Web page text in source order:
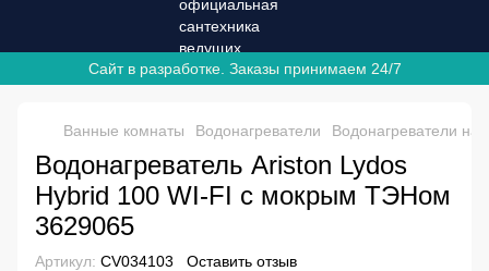
Сайт в разработке. Заказы принимаем 24/7
Ванные комнаты Водонагреватели Водонагреватели
Водонагреватель Ariston Lydos
Hybrid 100 WI-FI с мокрым ТЭНом
3629065
Артикул: CV034103 Оставить отзыв